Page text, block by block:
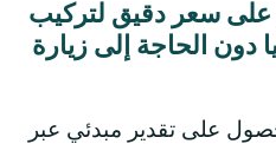
على سعر دقيق لتركيب
دون الحاجة إلى زيارة
على تقدير مبدئي عبر